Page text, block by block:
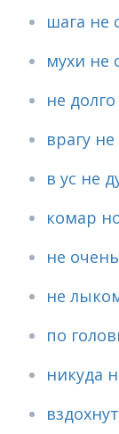
шага не
мухи не
не
врагу
в ус не
комар
не
не
по
никуда